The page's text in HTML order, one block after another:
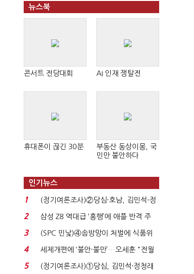
뉴스북
콘서트 전당대회 AI 인재 쟁탈전
휴대폰이 끊긴 30분
부동산 동상이몽, 국
민만 불안하다
인기뉴스
1
(정기여론조사)②당심·호남, 김민석-정
청래 '초접전'...
2
삼성 Z8 역대급 ‘흥행’에 애플 반격 주
목…9월 ‘폴...
3
(SPC 민낯)④솜방망이 처벌에 식품위
생법 위반 반복...
4
세제개편에 ‘불안·불만’…오세훈 "전월
세 구하기 더 ...
5
(정기여론조사)①당심, 김민석·정청래